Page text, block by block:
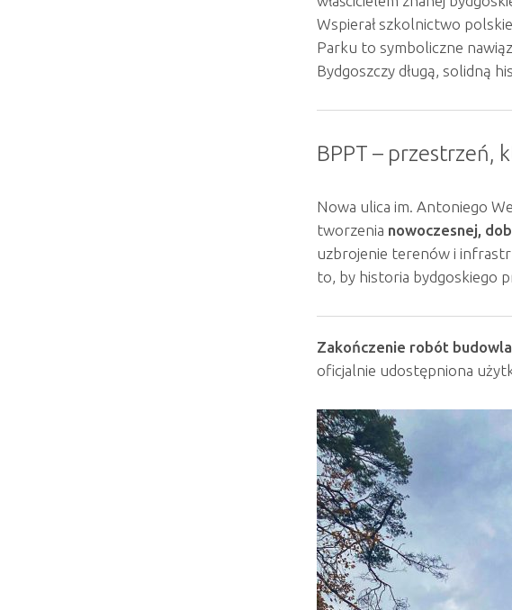
Wspierał szkolnictwo
Parku to symboliczne
Bydgoszczy długą, solidną
BPPT – przestrzeń,
Nowa ulica im. Antoniego
tworzenia nowoczesnej,
uzbrojenie terenów i
to, by historia bydgoskiego
Zakończenie robót
oficjalnie udostępniona